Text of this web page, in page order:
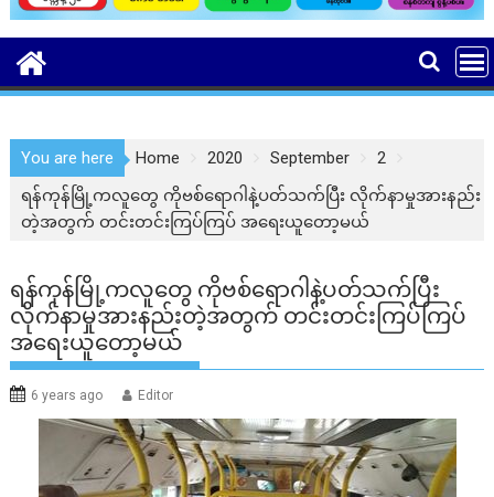
You are here Home 2020 September
2
ရန်ကုန်မြို့ကလူတွေ ကိုဗစ်ရောဂါနဲ့ပတ်သက်ပြီး လိုက်နာမှုအားနည်း
တဲ့အတွက် တင်းတင်းကြပ်ကြပ် အရေးယူတော့မယ်
ရန်ကုန်မြို့ကလူတွေ ကိုဗစ်ရောဂါနဲ့ပတ်သက်ပြီး
လိုက်နာမှုအားနည်းတဲ့အတွက် တင်းတင်းကြပ်ကြပ်
အရေးယူတော့မယ်
6 years ago Editor